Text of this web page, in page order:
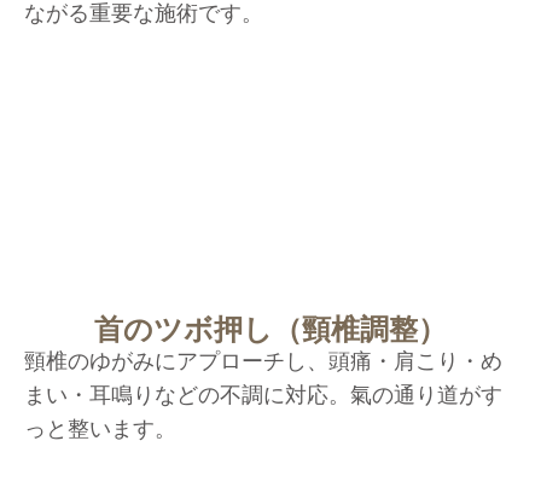
ながる重要な施術です。
首のツボ押し（頸椎調整）
頸椎のゆがみにアプローチし、頭痛・肩こり・め
まい・耳鳴りなどの不調に対応。氣の通り道がす
っと整います。